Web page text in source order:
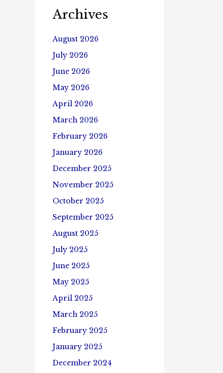
Archives
August 2026
July 2026
June 2026
May 2026
April 2026
March 2026
February 2026
January 2026
December 2025
November 2025
October 2025
September 2025
August 2025
July 2025
June 2025
May 2025
April 2025
March 2025
February 2025
January 2025
December 2024